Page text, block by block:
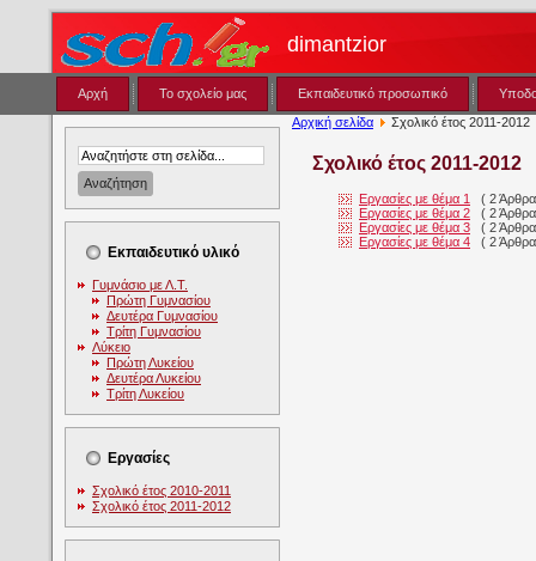
dimantzior
Αρχή Το σχολείο μας Εκπαιδευτικό προσωπικό
Εκπαιδευτικό υλικό
Γυμνάσιο με Λ.Τ.
Πρώτη Γυμνασίου
Δευτέρα Γυμνασίου
Τρίτη Γυμνασίου
Λύκειο
Πρώτη Λυκείου
Δευτέρα Λυκείου
Τρίτη Λυκείου
Εργασίες
Σχολικό έτος 2010-2011
Σχολικό έτος 2011-2012
Αρχική σελίδα Σχολικό έτος 2011-2012
Σχολικό έτος 2011-2012
Εργασίες με θέμα 1
( 2
Εργασίες με θέμα 2
( 2
Εργασίες με θέμα 3
( 2
Εργασίες με θέμα 4
( 2